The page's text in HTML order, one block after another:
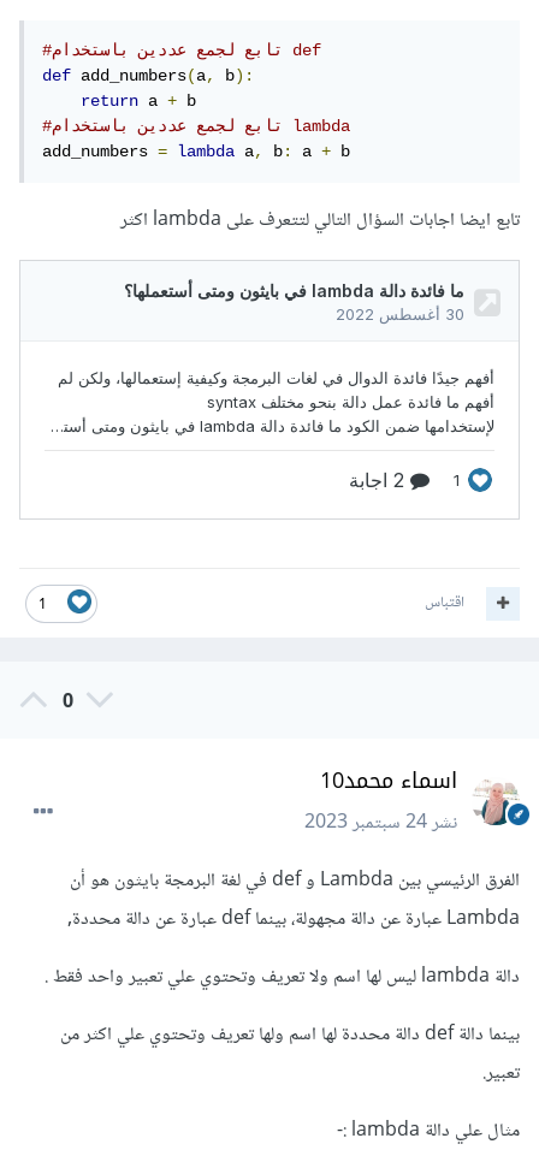
#تابع لجمع عددين باستخدام def
def add_numbers(a, b):
return a +
#تابع لجمع عددين باستخدام lambda
add_numbers = lambda a, b: a + b
تابع ايضا اجابات السؤال التالي لتتعرف على lambda اكثر
1 اقتباس
0
اسماء محمد10
نشر24 سبتمبر 2023
الفرق الرئيسي بين Lambda و def في لغة البرمجة بايثون هو أن
Lambda عبارة عن دالة مجهولة، بينما def عبارة عن دالة محددة,
دالة lambda ليس لها اسم ولا تعريف وتحتوي علي تعبير واحد فقط .
بينما دالة def دالة محددة لها اسم ولها تعريف وتحتوي علي اكثر من
تعبير.
مثال علي دالة lambda
:-